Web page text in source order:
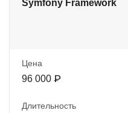
Symfony Framework
Цена
96 000 ₽
Длительность